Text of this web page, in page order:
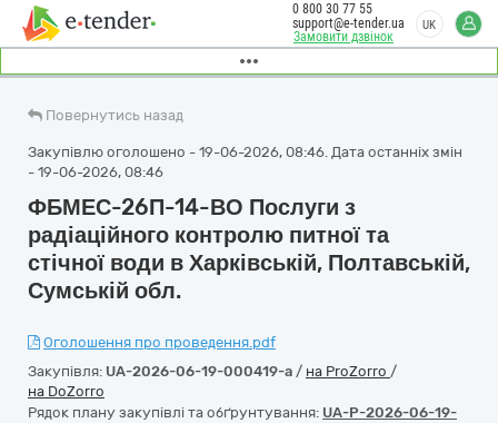
Замовити дзвінок
0 800 30 77 55
support@e-tender.ua
UK
Повернутись назад
Закупівлю оголошено - 19-06-2026, 08:46. Дата останніх змін
- 19-06-2026, 08:46
ФБМЕС-26П-14-ВО Послуги з
радіаційного контролю питної та
стічної води в Харківській, Полтавській,
Сумській обл.
Оголошення про проведення.pdf
Закупівля: UA-2026-06-19-000419-a / на ProZorro /
на DoZorro
Рядок плану закупівлі та обґрунтування: UA-P-2026-06-19-